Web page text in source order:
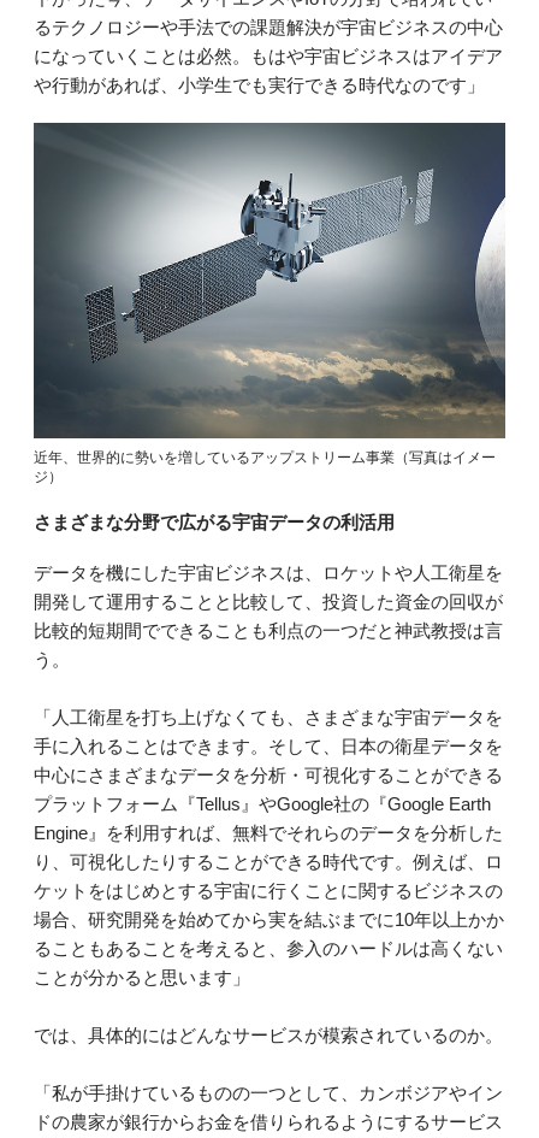
るテクノロジーや手法での課題解決が宇宙ビジネスの中心
になっていくことは必然。もはや宇宙ビジネスはアイデア
や行動があれば、小学生でも実行できる時代なのです」
近年、世界的に勢いを増しているアップストリーム事業（写真はイメー
ジ）
さまざまな分野で広がる宇宙データの利活用
データを機にした宇宙ビジネスは、ロケットや人工衛星を
開発して運用することと比較して、投資した資金の回収が
比較的短期間でできることも利点の一つだと神武教授は言
う。
「人工衛星を打ち上げなくても、さまざまな宇宙データを
手に入れることはできます。そして、日本の衛星データを
中心にさまざまなデータを分析・可視化することができる
プラットフォーム『Tellus』やGoogle社の『Google Earth
Engine』を利用すれば、無料でそれらのデータを分析した
り、可視化したりすることができる時代です。例えば、ロ
ケットをはじめとする宇宙に行くことに関するビジネスの
場合、研究開発を始めてから実を結ぶまでに10年以上かか
ることもあることを考えると、参入のハードルは高くない
ことが分かると思います」
では、具体的にはどんなサービスが模索されているのか。
「私が手掛けているものの一つとして、カンボジアやイン
ドの農家が銀行からお金を借りられるようにするサービス